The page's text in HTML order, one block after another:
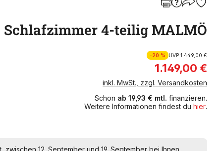
Schlafzimmer 4-teilig MALMÖ
-20 % UVP 1.449,00 €
1.149,00 €
inkl. MwSt., zzgl. Versandkosten
Schon ab 19,93 € mtl. finanzieren.
Weitere Informationen findest du hier.
zwischen 12. September und 19. September bei Ihnen.